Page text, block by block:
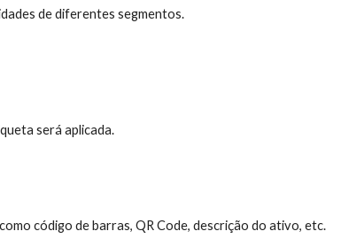
de diferentes segmentos.
será aplicada.
código de barras, QR Code, descrição do ativo, etc.